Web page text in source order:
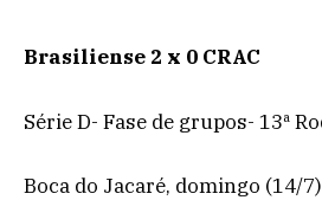
Brasiliense 2 x 0 CRAC
Série D- Fase de grupos- 13ª
Boca do Jacaré, domingo (14/